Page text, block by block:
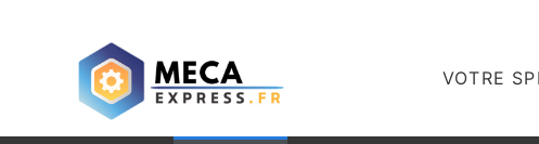
VOTRE